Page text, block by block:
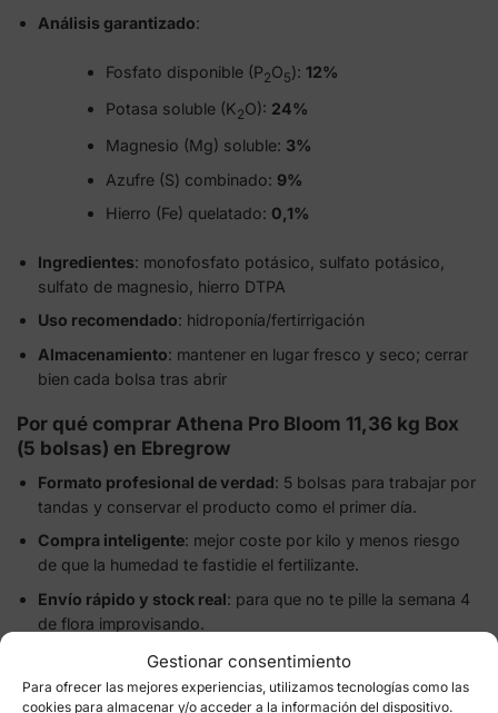
Gestionar consentimiento
Para ofrecer las mejores experiencias, utilizamos tecnologías como las
cookies para almacenar y/o acceder a la información del dispositivo.
Análisis garantizado:
Fosfato disponible (P2O5): 12%
Potasa soluble (K 2O): 24%
Magnesio (Mg) soluble: 3%
Azufre (S) combinado: 9%
Hierro (Fe) quelatado: 0,1%
Ingredientes: monofosfato potásico, sulfato potásico,
sulfato de magnesio, hierro DTPA
Uso recomendado: hidroponía/fertirrigación
Almacenamiento: mantener en lugar fresco y seco; cerrar
bien cada bolsa tras abrir
Por qué comprar Athena Pro Bloom 11,36 kg Box
(5 bolsas) en Ebregrow
Formato profesional de verdad: 5 bolsas para trabajar por
tandas y conservar el producto como el primer día.
Compra inteligente: mejor coste por kilo y menos riesgo
de que la humedad te fastidie el fertilizante.
Envío rápido y stock real: para que no te pille la semana 4
de flora improvisando.